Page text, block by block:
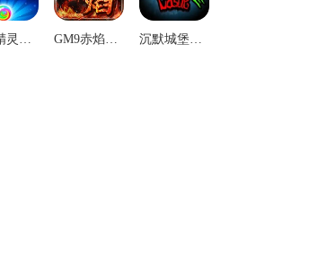
泡泡精灵传奇九游版 GM9赤焰沉默手机免费版 沉默城堡手机版